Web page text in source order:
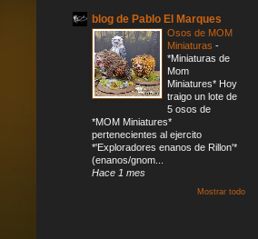
blog de Pablo El Marques
Osos de MOM
Miniaturas -
*Miniaturas de
Mom
Miniatures* Hoy
traigo un lote de
5 osos de
*MOM Miniatures*
pertenecientes al ejercito
*'Exploradores enanos de Rillon'*
(enanos/gnom...
Hace 1 mes
Mostrar todo